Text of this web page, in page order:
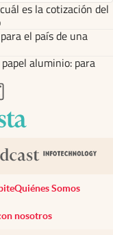
es la cotización del
el país de una
aluminio: para
pestaña
nueva pestaña
en nueva pestaña
abre en nueva pestaña
Quiénes Somos
nosotros